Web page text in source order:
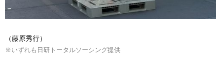
（藤原秀行）
※いずれも日研トータルソーシング提供